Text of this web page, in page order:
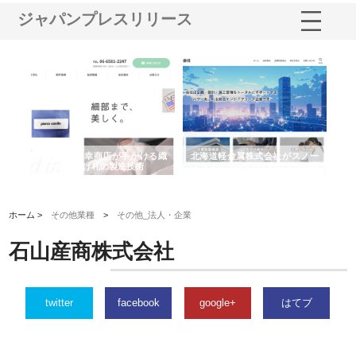
ジャパンプレスリリース
有限会社松幸商店が手がける織
ネームと下げ札の製造技術
北海道軽金属株式会社がスノー
ホーム > その他業種 > その他_法人・企業
石山産商株式会社
twitter facebook google+ はてブ